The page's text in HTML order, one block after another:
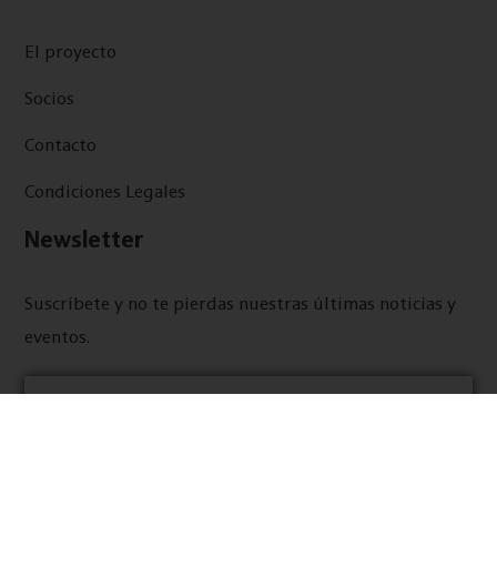
El proyecto
Socios
Contacto
Condiciones Legales
Newsletter
Suscríbete y no te pierdas nuestras últimas noticias y
eventos.